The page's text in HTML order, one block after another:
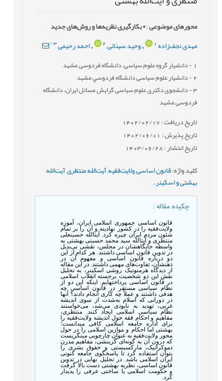
محورهای موضوعی:• بکارگیری نظریه‌ها و روش‌های جدید
مهدی نجف‌زاده1
,وحید سینائی 2
,احمد رحیمی 3
*
- دانشیار گروه علوم سیاسی، دانشگاه فردوسی مشهد
2- دانشیار علوم سیاسی دانشگاه فردوسي مشهد
3- دانشجوی دکتری علوم سیاسی گرایش مسائل ایران، دانشگاه
فردوسی مشهد
تاریخ دریافت : 1402/02/17
تاریخ پذیرش : 1402/06/01
تاریخ انتشار : 1403/06/28
کلید واژه:قانون اساسی,ولایت‌فقیه,آیت‌الله منتظری,آیت‌الله
بهشتی و اسکینر.,
چکیده مقاله:
قانون اساسی جمهوری اسلامی ایران، آموزه
ولایت‌فقیه را در کشور نهادینه و آن را بر تمام
شئون مردم ایران چیره کرد. آیت­الله حسینعلی
منتظری و آیت­الله سید محمد حسینی بهشتی به
‌واسطه جایگاهشان در مجلس، نقشی بی بدیل
در تدوین قانون اساسی داشتند. هر کدام از این
دو درباره قانون اساسی و مفهوم آن در
ذهنشان، تفاوت‌های مهمی داشتند. در این مقاله
از دیدگاه هرمنوتیک روشی اسکینر، به تحلیل
نقش این دو شخصیت برجسته انقلاب اسلامی
در قانون اساسی پرداخته­ایم. اینکه این دو از
نظام سیاسی مستقر در قانون اساسی چه
هدفی داشتند و عملاً چه‌ کاری انجام دادند؟ آنها
در دورانی که اسلام به‌شدت از سوی اندیشه
غربی، تهدید به نابودی می‌شد، می خواستند
نظام سیاسی اسلامی ایجاد کنند. منتظری،
مفاهیم و احکام فقه حول اندیشه ولایت‌فقیه را
برای اداره جامعه اسلامی کافی می­دانست؛
بهشتی اما احکام و موازین اسلامی را در حول
محور ولایت‌فقیه به ‌عنوان چارچوبی می­نگریست
که درون آن به‌ گونه‌ای گزینشی، مفاهیم مدرن
دموکراتیک، مارکسیستی و حقوق بشری را
بتوان استفاده کرد تا پاسخگوی جامعه کنونی
ایران اسلامی باشد. در تحلیل نهایی در تدوین
قانون اساسی، نظریه بهشتی دست بالا گرفت
و حکومت اسلامی با ساختی عرفی را پدیدار
کرد.